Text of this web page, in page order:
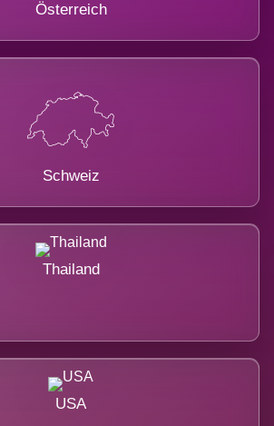
Österreich
Schweiz
Thailand
USA